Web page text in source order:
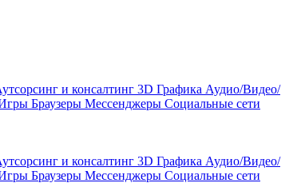
и консалтинг 3D Графика Аудио/Видео/
Браузеры Мессенджеры Социальные сети
и консалтинг 3D Графика Аудио/Видео/
Браузеры Мессенджеры Социальные сети